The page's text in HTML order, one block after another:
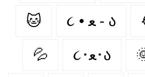
🐱 ૮ • ﻌ - ა
💦 ૮･ﻌ･ა